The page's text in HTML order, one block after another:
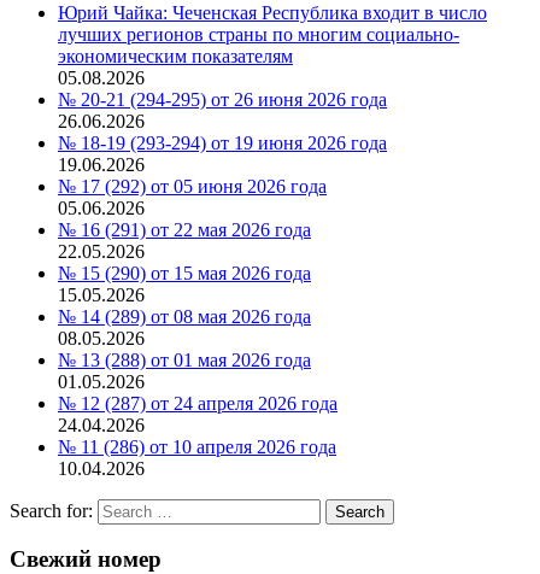
Юрий Чайка: Чеченская Республика входит в число
лучших регионов страны по многим социально-
экономическим показателям
05.08.2026
№ 20-21 (294-295) от 26 июня 2026 года
26.06.2026
№ 18-19 (293-294) от 19 июня 2026 года
19.06.2026
№ 17 (292) от 05 июня 2026 года
05.06.2026
№ 16 (291) от 22 мая 2026 года
22.05.2026
№ 15 (290) от 15 мая 2026 года
15.05.2026
№ 14 (289) от 08 мая 2026 года
08.05.2026
№ 13 (288) от 01 мая 2026 года
01.05.2026
№ 12 (287) от 24 апреля 2026 года
24.04.2026
№ 11 (286) от 10 апреля 2026 года
10.04.2026
Search for: Search
Свежий номер